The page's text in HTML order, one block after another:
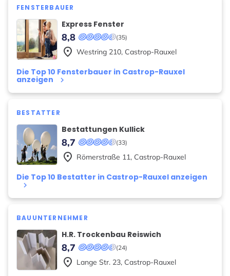
FENSTERBAUER
Express Fenster
(35)
8,8
Die Top 10 Fensterbauer in Castrop-Rauxel
anzeigen keyboard_arrow_right
place Westring 210, Castrop-Rauxel
BESTATTER
Bestattungen Kullick
(33)
8,7
Die Top 10 Bestatter in Castrop-Rauxel anzeigen
keyboard_arrow_right
place Römerstraße 11, Castrop-Rauxel
BAUUNTERNEHMER
H.R. Trockenbau Reiswich
(24)
8,7
place Lange Str. 23, Castrop-Rauxel